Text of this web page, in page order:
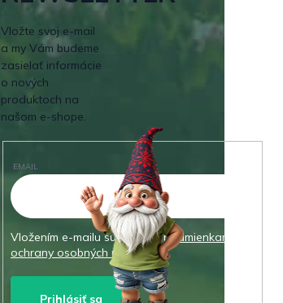
Vložte svoj e-mail
a my Vám budeme
zasielať informácie
o nových
produktoch na
našom e-shope.
EMAIL
Vložením e-mailu súhlasíte spodmienkami
ochrany osobných údajov
Prihlásiť sa